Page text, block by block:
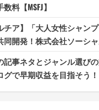
料【MSFJ】
チア】「大人女性シャン
同開発！株式会社ソーシ
記事ネタとジャンル選び
グで早期収益を目指そう！